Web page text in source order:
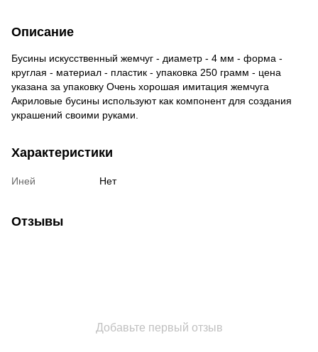
Описание
Бусины искусственный жемчуг - диаметр - 4 мм - форма -
круглая - материал - пластик - упаковка 250 грамм - цена
указана за упаковку Очень хорошая имитация жемчуга
Акриловые бусины используют как компонент для создания
украшений своими руками.
Характеристики
Иней Нет
Отзывы
Добавьте первый отзыв